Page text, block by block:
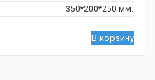
350*200*250 мм.
В корзину